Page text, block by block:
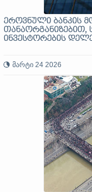
ეროვნული ბანკის
ინვესტორების
მარტი 24 2026